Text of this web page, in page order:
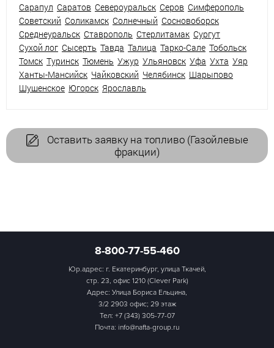
Сарапул Саратов Североуральск Серов Симферополь
Советский Соликамск Солнечный Сосновоборск
Среднеуральск Ставрополь Стерлитамак Сургут
Сухой лог Сысерть Тавда Талица Тарко-Сале Тобольск
Томск Туринск Тюмень Ужур Ульяновск Уфа Ухта Уяр
Ханты-Мансийск Чайковский Челябинск Шарыпово
Шушенское Югорск Ярославль
Оставить заявку на топливо (Газойлевые
фракции)
8-800-77-55-460
Юр.адрес: г. Екатеринбург, улица Ткачей,
стр. 23, офис 1210 (Clever Park)
Адрес: Улица Бориса Ельцина,
3/2 2903 офис; 29 этаж
Тел: +7 (343) 305-77-07
Почта: info@nafta-group.ru